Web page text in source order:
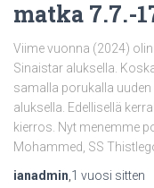
matka 7.7.-
Viime vuonna (2024)
Sinaistar aluksella.
samalla porukalla
aluksella. Edellisellä
kierros. Nyt menemme
Mohammed, SS
ianadmin,1 vuosi sitten